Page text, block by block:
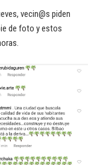
vecin@s piden
de foto y estos